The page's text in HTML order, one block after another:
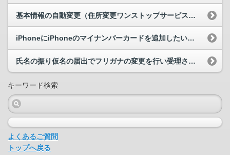
基本情報の自動変更（住所変更ワンストップサービス等）の設定時、エラーが発生して設定することがで...
iPhoneにiPhoneのマイナンバーカードを追加したいのですが、何か準備するものはありますか。
氏名の振り仮名の届出でフリガナの変更を行い受理されました。フリガナを変更したことで注意すること...
キーワード検索
よくあるご質問
トップへ戻る